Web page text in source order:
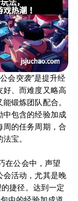
会突袭”是提升经
好、而难度又略高
锻炼团队配合。
中包含的经验加成
周的任务周期，合
宝。
在公会中，声望
会活动，尤其是晚
的捷径。达到一定